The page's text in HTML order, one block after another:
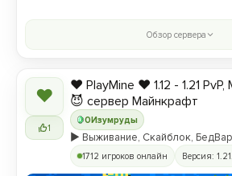
Обзор сервера
❤
1
0Изумруды
❤️ PlayMine ❤️ 1.12 - 1.21
😈 сервер Майнкрафт
▶️ Выживание, Скайблок,
1712 игроков онлайн Версия: